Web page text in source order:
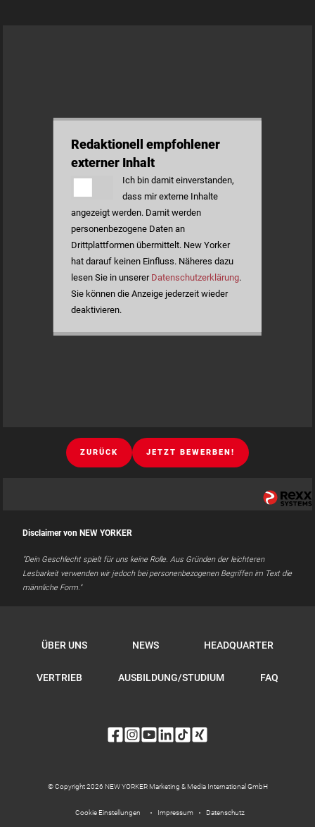
Redaktionell empfohlener
externer Inhalt
Ich bin damit einverstanden,
dass mir externe Inhalte
angezeigt werden. Damit werden
personenbezogene Daten an
Drittplattformen übermittelt. New Yorker
hat darauf keinen Einfluss. Näheres dazu
lesen Sie in unserer Datenschutzerklärung.
Sie können die Anzeige jederzeit wieder
deaktivieren.
ZURÜCK JETZT BEWERBEN!
Disclaimer von NEW YORKER
"Dein Geschlecht spielt für uns keine Rolle. Aus Gründen der leichteren
Lesbarkeit verwenden wir jedoch bei personenbezogenen Begriffen im Text die
männliche Form."
ÜBER UNS NEWS HEADQUARTER
VERTRIEB AUSBILDUNG/STUDIUM FAQ
© Copyright 2026 NEW YORKER Marketing & Media International GmbH
Cookie Einstellungen Impressum Datenschutz